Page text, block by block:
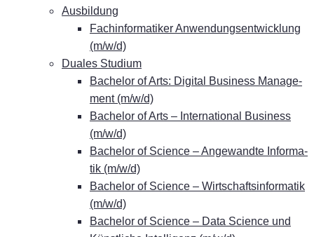
Aus­bil­dung
Fach­in­for­ma­ti­ker An­wen­dungs­ent­wick­lung
(m/w/d)
Dua­les Studium
Ba­che­lor of Arts: Di­gi­tal Busi­ness Ma­nage­
ment (m/w/d)
Ba­che­lor of Arts – In­ter­na­tio­nal Busi­ness
(m/w/d)
Ba­che­lor of Sci­ence – An­ge­wand­te In­for­ma­
tik (m/w/d)
Ba­che­lor of Sci­ence – Wirt­schafts­in­for­ma­tik
(m/w/d)
Ba­che­lor of Sci­ence – Data Sci­ence und